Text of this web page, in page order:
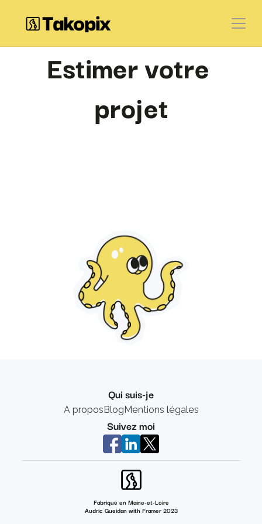
Estimer votre
projet
Qui suis-je
A proposBlogMentions légales
Suivez moi
Fabriqué en Maine-et-Loire
Audric Gueidan with Framer 2023